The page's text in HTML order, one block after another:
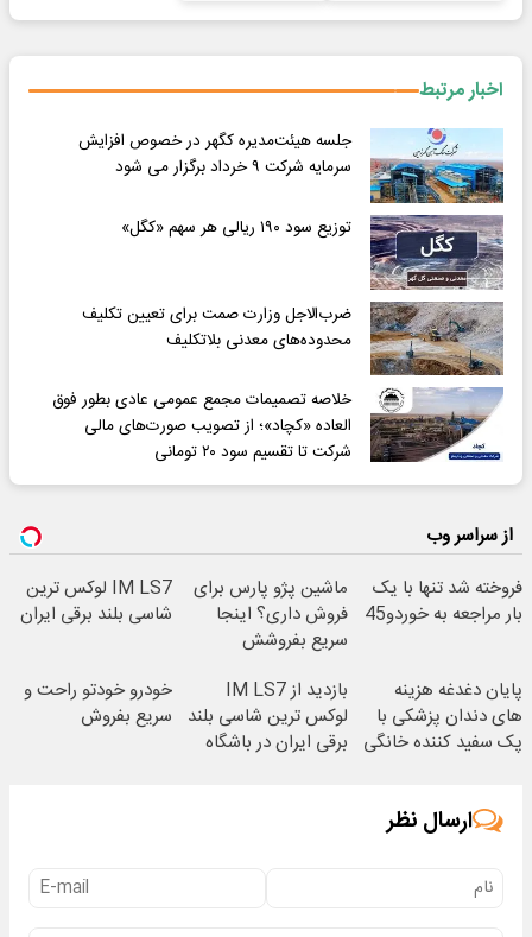
اخبار مرتبط
جلسه هیئت‌مدیره کگهر در خصوص افزایش
سرمایه شرکت ۹ خرداد برگزار می شود
توزیع سود ۱۹۰ ریالی هر سهم «کگل»
ضرب‌الاجل وزارت صمت برای تعیین تکلیف
محدوده‌های معدنی بلاتکلیف
خلاصه تصمیمات مجمع عمومی عادی بطور فوق
العاده «کچاد»؛ از تصویب صورت‌های مالی
شرکت تا تقسیم سود ۲۰ تومانی
از سراسر وب
فروخته شد تنها با یک
بار مراجعه به خوردو45
ماشین پژو پارس برای
فروش داری؟ اینجا
سریع بفروشش
IM LS7 لوکس ترین
شاسی بلند برقی ایران
پایان دغدغه هزینه
های دندان پزشکی با
پک سفید کننده خانگی
بازدید از IM LS7
لوکس ترین شاسی بلند
برقی ایران در باشگاه
خودرو خودتو راحت و
سریع بفروش
ارسال نظر